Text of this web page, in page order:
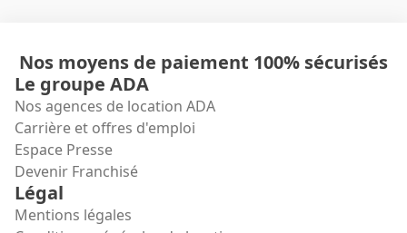
Nos moyens de paiement 100% sécurisés
Le groupe ADA
Nos agences de location ADA
Carrière et offres d'emploi
Espace Presse
Devenir Franchisé
Légal
Mentions légales